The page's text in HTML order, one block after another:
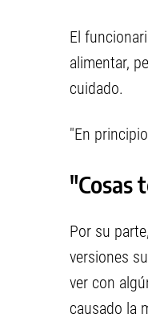
El
alimentar,
cuidado.
"En
"Cosas
Por su
versiones
ver con
causado la